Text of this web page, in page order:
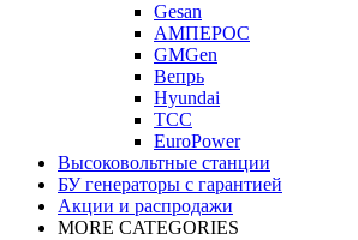
Gesan
АМПЕРОС
GMGen
Вепрь
Hyundai
ТСС
EuroPower
Высоковольтные станции
БУ генераторы с гарантией
Акции и распродажи
MORE CATEGORIES